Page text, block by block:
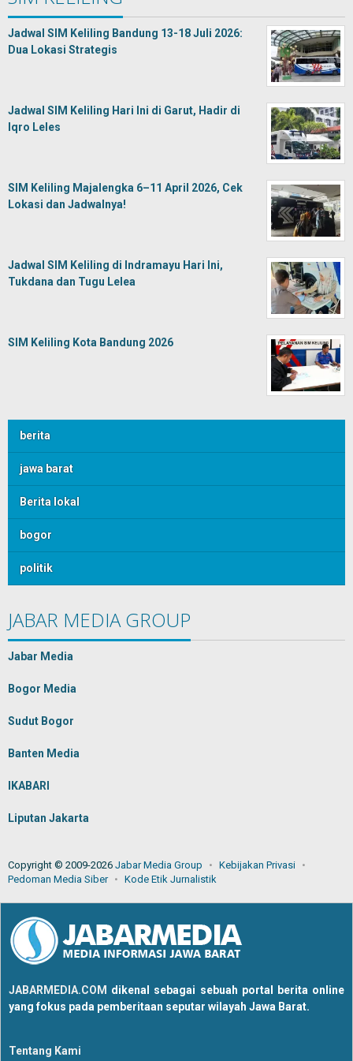
Jadwal SIM Keliling Bandung 13-18 Juli 2026:
Dua Lokasi Strategis
Jadwal SIM Keliling Hari Ini di Garut, Hadir di
Iqro Leles
SIM Keliling Majalengka 6–11 April 2026, Cek
Lokasi dan Jadwalnya!
Jadwal SIM Keliling di Indramayu Hari Ini,
Tukdana dan Tugu Lelea
SIM Keliling Kota Bandung 2026
berita
jawa barat
Berita lokal
bogor
politik
JABAR MEDIA GROUP
Jabar Media
Bogor Media
Sudut Bogor
Banten Media
IKABARI
Liputan Jakarta
Copyright © 2009-2026 Jabar Media Group
Kebijakan Privasi
Pedoman Media Siber
Kode Etik Jurnalistik
JABARMEDIA.COM dikenal sebagai sebuah portal berita online
yang fokus pada pemberitaan seputar wilayah Jawa Barat.
Tentang Kami